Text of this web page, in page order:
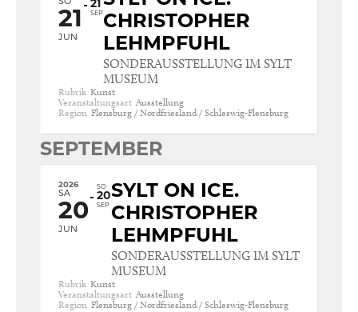
SO
21
JUN
21
SEPCHRISTOPHER
LEHMPFUHL
SONDERAUSSTELLUNG IM SYLT
MUSEUM
Rubrik Kunst
Veranstaltungsart Ausstellung
Region Flensburg / Nordfriesland / Schleswig-Flensburg
SEPTEMBER
2026
SA
20
JUN
SO
20
SEP
SYLT ON ICE.
CHRISTOPHER
LEHMPFUHL
SONDERAUSSTELLUNG IM SYLT
MUSEUM
Rubrik Kunst
Veranstaltungsart Ausstellung
Region Flensburg / Nordfriesland / Schleswig-Flensburg